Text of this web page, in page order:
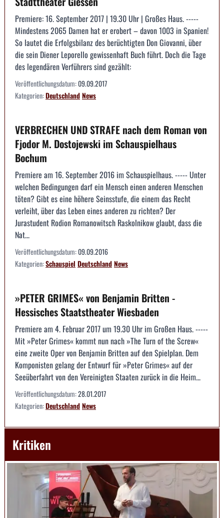
Premiere: 16. September 2017 | 19.30 Uhr | Großes Haus. -----
Mindestens 2065 Damen hat er erobert – davon 1003 in Spanien!
So lautet die Erfolgsbilanz des berüchtigten Don Giovanni, über
die sein Diener Leporello gewissenhaft Buch führt. Doch die Tage
des legendären Verführers sind gezählt:
Veröffentlichungsdatum:09.09.2017
Kategorien:DeutschlandNews
VERBRECHEN UND STRAFE nach dem Roman von
Fjodor M. Dostojewski im Schauspielhaus
Bochum
Premiere am 16. September 2016 im Schauspielhaus. ----- Unter
welchen Bedingungen darf ein Mensch einen anderen Menschen
töten? Gibt es eine höhere Seinsstufe, die einem das Recht
verleiht, über das Leben eines anderen zu richten? Der
Jurastudent Rodion Romanowitsch Raskolnikow glaubt, dass die
Nat...
Veröffentlichungsdatum:09.09.2016
Kategorien:Schauspiel DeutschlandNews
»PETER GRIMES« von Benjamin Britten -
Hessisches Staatstheater Wiesbaden
Premiere am 4. Februar 2017 um 19.30 Uhr im Großen Haus. -----
Mit »Peter Grimes« kommt nun nach »The Turn of the Screw«
eine zweite Oper von Benjamin Britten auf den Spielplan. Dem
Komponisten gelang der Entwurf für »Peter Grimes« auf der
Seeüberfahrt von den Vereinigten Staaten zurück in die Heim...
Veröffentlichungsdatum:28.01.2017
Kategorien:DeutschlandNews
Kritiken